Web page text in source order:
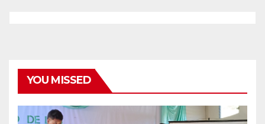
YOU MISSED